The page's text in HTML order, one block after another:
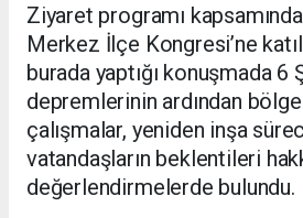
Ziyaret programı
Merkez İlçe Kongresi’ne
burada yaptığı konuşmada 6
depremlerinin ardından
çalışmalar, yeniden inşa
vatandaşların beklentileri
değerlendirmelerde bulundu.